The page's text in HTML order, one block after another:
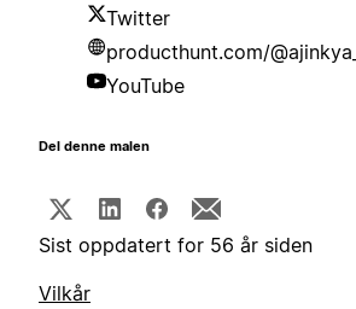
Twitter
producthunt.com/
YouTube
Del denne malen
Sist oppdatert for 56 år siden
Vilkår